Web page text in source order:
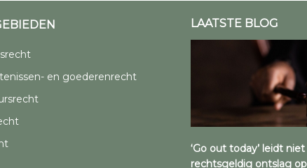
en goederenrecht
LAATSTE BLOG
‘Go out today’ leidt
rechtsgeldig ontslag